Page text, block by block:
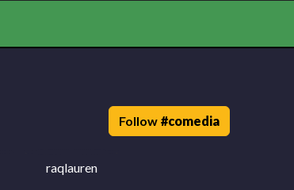
Follow #comedia
raqlauren